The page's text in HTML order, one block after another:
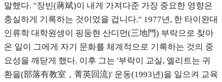
말했다. "장빈(蔣斌)이 내게 가져다준 가장 중요한 영향은
충실하게 기록하는 것이었을 겁니다." 1977년, 한 타이완대
인류학 대학원생이 핑둥현 산디먼(三地門) 부락으로 찾아
온 일이 그에게 자기 문화를 체계적으로 기록하는 것의 중
요성을 깨닫게 했다. 이후 그는 '부락이 교실, 엘리트는 귀
환을(部落有教室，菁英回流)' 운동(1993년)을 일으켜 교육